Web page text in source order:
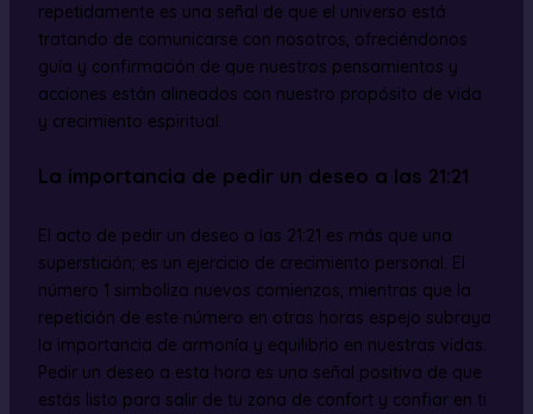
repetidamente es una señal de que el universo está
tratando de comunicarse con nosotros, ofreciéndonos
guía y confirmación de que nuestros pensamientos y
acciones están alineados con nuestro propósito de vida
y crecimiento espiritual.
La importancia de pedir un deseo a las 21:21
El acto de pedir un deseo a las 21:21 es más que una
superstición; es un ejercicio de crecimiento personal. El
número 1 simboliza nuevos comienzos, mientras que la
repetición de este número en otras horas espejo subraya
la importancia de armonía y equilibrio en nuestras vidas.
Pedir un deseo a esta hora es una señal positiva de que
estás listo para salir de tu zona de confort y confiar en ti